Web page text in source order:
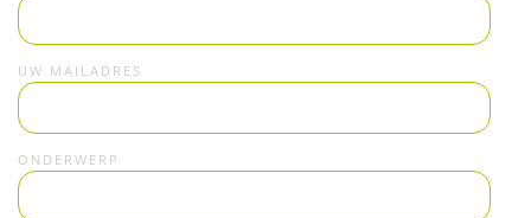
UW MAILADRES
ONDERWERP